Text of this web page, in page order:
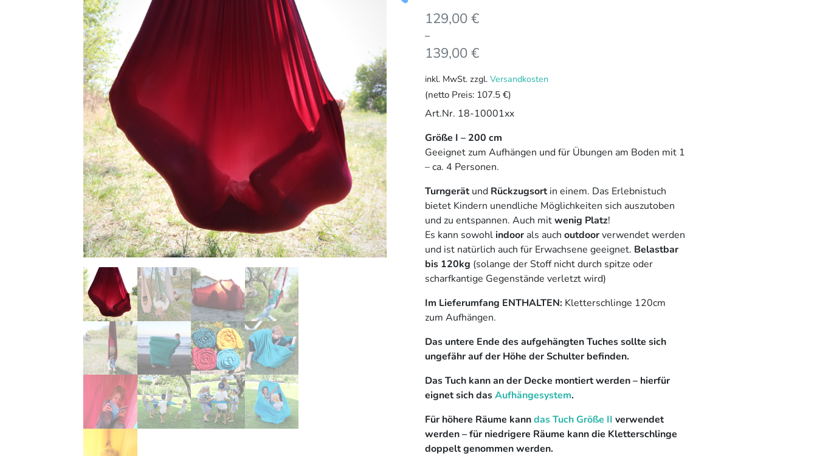
129,00€
–
139,00€
inkl. MwSt. zzgl. Versandkosten
(netto Preis: 107.5 €)
Art.Nr. 18-10001xx
Größe I – 200 cm
Geeignet zum Aufhängen und für Übungen am Boden mit 1
– ca. 4 Personen.
Turngerätund Rückzugsortin einem. Das Erlebnistuch
bietet Kindern unendliche Möglichkeiten sich auszutoben
und zu entspannen. Auch mitwenig Platz!
Es kann sowohlindoorals auch outdoorverwendet werden
und ist natürlich auch für Erwachsene geeignet. Belastbar
bis 120kg (solange der Stoff nicht durch spitze oder
scharfkantige Gegenstände verletzt wird)
Im Lieferumfang ENTHALTEN: Kletterschlinge 120cm
zum Aufhängen.
Das untere Ende des aufgehängten Tuches sollte sich
ungefähr auf der Höhe der Schulter befinden.
Das Tuch kann an der Decke montiert werden – hierfür
eignet sich dasAufhängesystem.
Für höhere Räume kanndas Tuch Größe II verwendet
werden – für niedrigere Räume kann die Kletterschlinge
doppelt genommen werden.